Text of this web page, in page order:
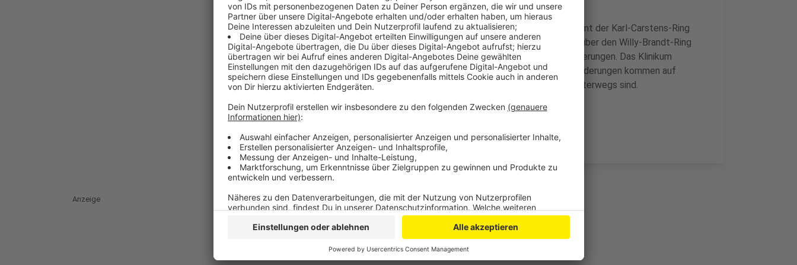
Die Baustelle wird rund vier Wochen dauern. In dieser Zeit bekommt der Karl-Carstens-Ring
eine neue Asphaltdecke. Währenddessen gibt es eine Umleitung über den Willy-Brandt-Ring
und den Moosweg. Auch bei den Wupsi-Bussen kommt es zu Änderungen. Das Klinikum
Leverkusen ist trotz Bauarbeiten jederzeit erreichbar. Keine Behinderungen kommen auf
Autofahrer zu, die auf dem Karl-Carstens-Ring Richtung Süden unterwegs sind.
Anzeige
Anzeige